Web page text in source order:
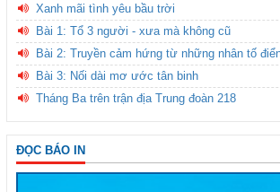
Xanh mãi tình yêu bầu trời
Bài 1: Tổ 3 người - xưa mà không cũ
Bài 2: Truyền cảm hứng từ những nhân tố
Bài 3: Nối dài mơ ước tân binh
Tháng Ba trên trận địa Trung đoàn 218
ĐỌC BÁO IN